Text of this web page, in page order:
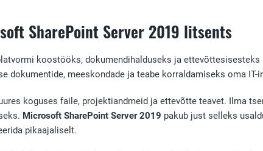
SharePoint Server 2019 litsents
koostööks, dokumendihalduseks ja ettevõttesisesteks
dokumentide, meeskondade ja teabe korraldamiseks oma IT-
koguses faile, projektiandmeid ja ettevõtte teavet. Ilma
Microsoft SharePoint Server 2019 pakub just selleks
pikaajaliselt.